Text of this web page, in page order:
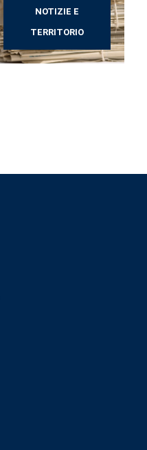
NOTIZIE E
TERRITORIO